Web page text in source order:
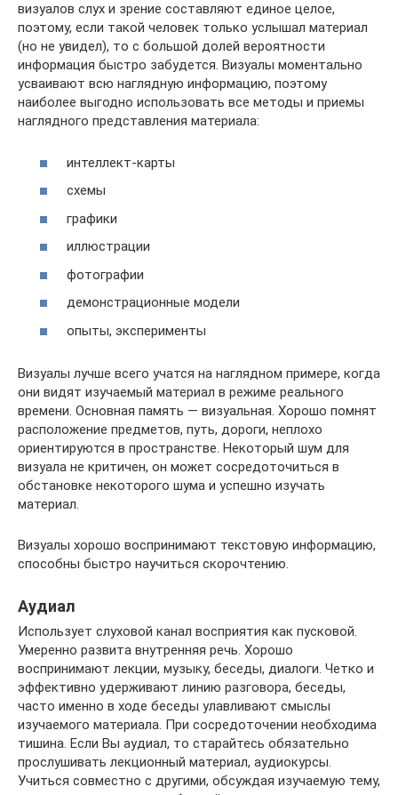
визуалов слух и зрение составляют единое целое,
поэтому, если такой человек только услышал материал
(но не увидел), то с большой долей вероятности
информация быстро забудется. Визуалы моментально
усваивают всю наглядную информацию, поэтому
наиболее выгодно использовать все методы и приемы
наглядного представления материала:
интеллект-карты
схемы
графики
иллюстрации
фотографии
демонстрационные модели
опыты, эксперименты
Визуалы лучше всего учатся на наглядном примере, когда
они видят изучаемый материал в режиме реального
времени. Основная память — визуальная. Хорошо помнят
расположение предметов, путь, дороги, неплохо
ориентируются в пространстве. Некоторый шум для
визуала не критичен, он может сосредоточиться в
обстановке некоторого шума и успешно изучать
материал.
Визуалы хорошо воспринимают текстовую информацию,
способны быстро научиться скорочтению.
Аудиал
Использует слуховой канал восприятия как пусковой.
Умеренно развита внутренняя речь. Хорошо
воспринимают лекции, музыку, беседы, диалоги. Четко и
эффективно удерживают линию разговора, беседы,
часто именно в ходе беседы улавливают смыслы
изучаемого материала. При сосредоточении необходима
тишина. Если Вы аудиал, то старайтесь обязательно
прослушивать лекционный материал, аудиокурсы.
Учиться совместно с другими, обсуждая изучаемую тему,